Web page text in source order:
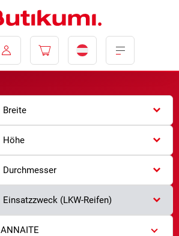
Breite
Höhe
Durchmesser
Einsatzzweck (LKW-Reifen)
ANNAITE